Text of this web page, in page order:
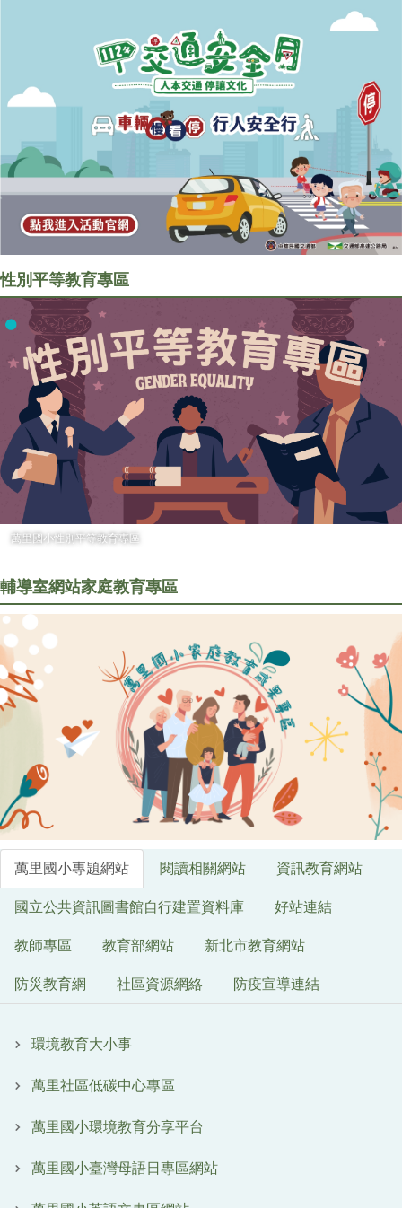
性別平等教育專區
萬里國小性別平等教育專區
輔導室網站家庭教育專區
萬里國小專題網站 閱讀相關網站 資訊教育網站
國立公共資訊圖書館自行建置資料庫 好站連結
教師專區 教育部網站 新北市教育網站
防災教育網 社區資源網絡 防疫宣導連結
環境教育大小事
萬里社區低碳中心專區
萬里國小環境教育分享平台
萬里國小臺灣母語日專區網站